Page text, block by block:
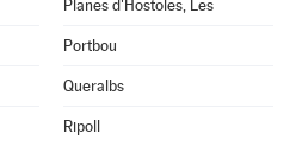
Planes d'Hostoles, Les
Portbou
Queralbs
Ripoll